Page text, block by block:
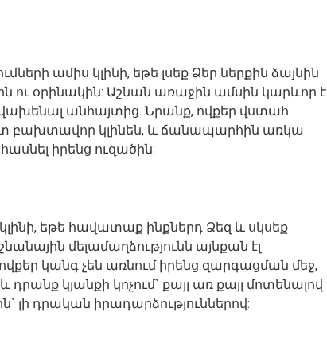
ամիս կլինի, եթե լսեք Ձեր ներքին ձայնին
ու օրինակին: Աշնան առաջին ամսին կարևոր է
անհայտից. Նրանք, ովքեր վստահ
բախտավոր կլինեն, և ճանապարհին առկա
իրենց ուզածին:
եթե հավատաք ինքներդ Ձեզ և սկսեք
մելամաղձությունն այնքան էլ
կանգ չեն առնում իրենց զարգացման մեջ,
կյանքի կոչում` քայլ առ քայլ մոտենալով
լի դրական իրադարձություններով: